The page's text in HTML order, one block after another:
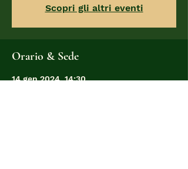
Scopri gli altri eventi
Orario & Sede
14 gen 2024, 14:30